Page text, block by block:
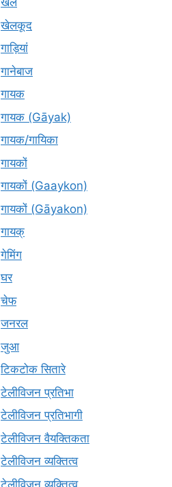
खेलकूद
गाड़ियां
गानेबाज
गायक
गायक (Gāyak)
गायक/गायिका
गायकों
गायकों (Gaaykon)
गायकों (Gāyakon)
गायक्
गेमिंग
घर
चेफ
जनरल
जुआ
टिकटोक सितारे
टेलीविजन प्रतिभा
टेलीविजन प्रतिभागी
टेलीविजन वैयक्तिकता
टेलीविजन व्यक्तित्व
टेलीविज़न व्यक्तित्व